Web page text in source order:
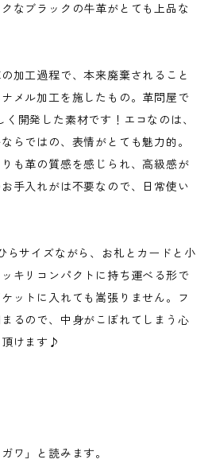
なブラックの牛革がとても上品な
加工過程で、本来廃棄されること
メル加工を施したもの。革問屋で
開発した素材です！エコなのは、
らではの、表情がとても魅力的。
も革の質感を感じられ、高級感が
手入れがは不要なので、日常使い
らサイズながら、お札とカードと小
キリコンパクトに持ち運べる形で
ットに入れても嵩張りません。フ
るので、中身がこぼれてしまう心
けます♪
ワ」と読みます。